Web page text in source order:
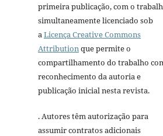
primeira publicação, com o
simultaneamente licenciado sob
a Licença Creative Commons
Attribution que permite o
compartilhamento do trabalho
reconhecimento da autoria e
publicação inicial nesta revista.
. Autores têm autorização para
assumir contratos adicionais